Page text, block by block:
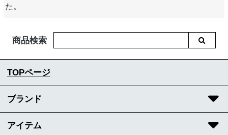
た。
商品検索
TOPページ
ブランド
アイテム